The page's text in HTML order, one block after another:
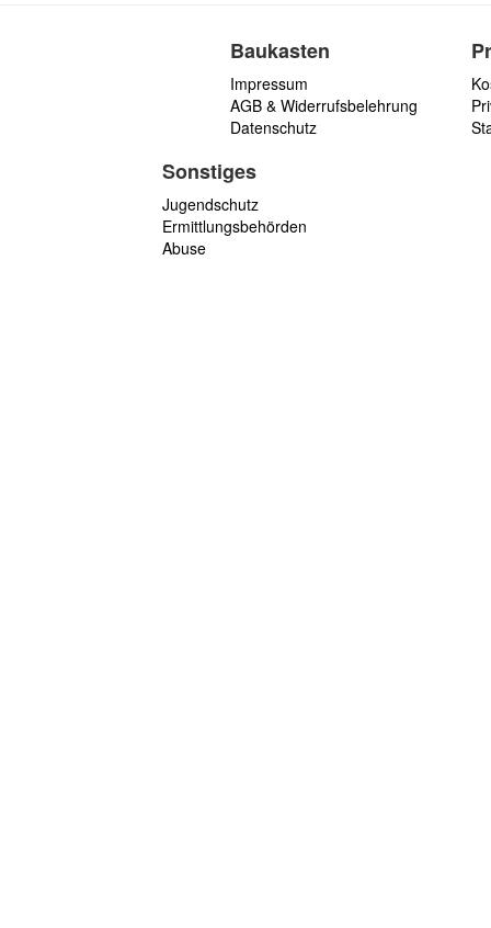
Baukasten
Impressum
AGB & Widerrufsbelehrung
Datenschutz
Sonstiges
Jugendschutz
Ermittlungsbehörden
Abuse